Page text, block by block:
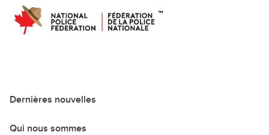
Dernières nouvelles
Qui nous sommes